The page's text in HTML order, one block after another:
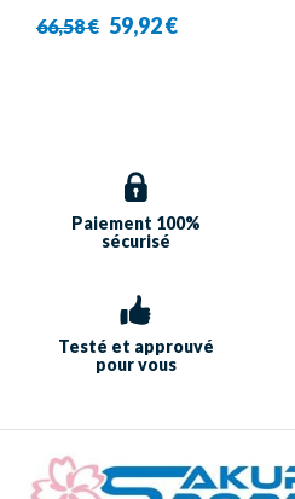
66,58 € 59,92 €
Paiement 100%
sécurisé
Testé et approuvé
pour vous